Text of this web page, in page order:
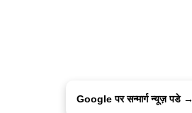
Google पर सन्मार्ग न्यूज़ पडे →